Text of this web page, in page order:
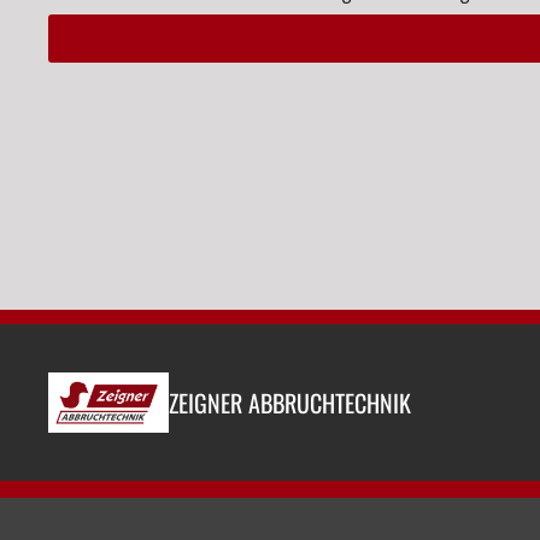
ZEIGNER ABBRUCHTECHNIK